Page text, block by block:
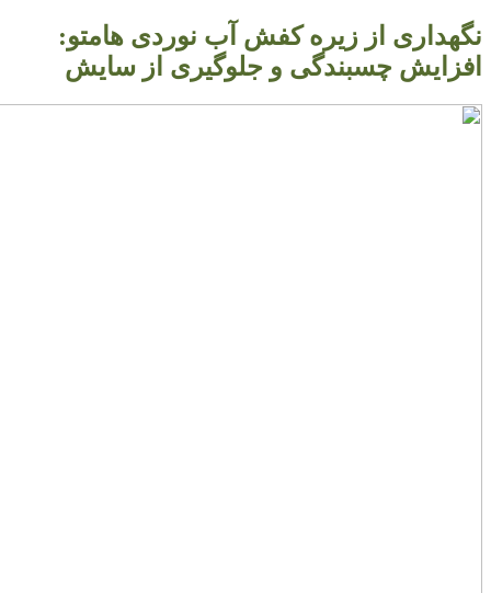
نگهداری از زیره کفش آب نوردی هامتو:
افزایش چسبندگی و جلوگیری از سایش